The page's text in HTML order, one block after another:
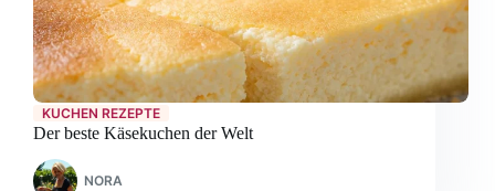
KUCHEN REZEPTE
Der beste Käsekuchen der Welt
NORA